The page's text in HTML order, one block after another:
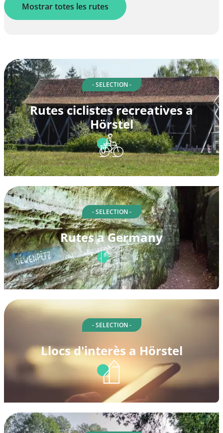
Mostrar totes les rutes
- SELECTION -
Rutes ciclistes recreatives a
Hörstel
- SELECTION -
Rutes a Germany
- SELECTION -
Llocs d'interès a Hörstel